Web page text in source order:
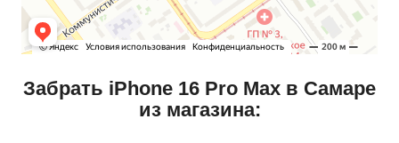
Забрать iPhone 16 Pro Max в Самаре
из магазина: